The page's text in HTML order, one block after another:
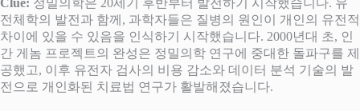
전체학의 발전과 함께, 과학자들은 질병의 원인이 개인의 유전적
차이에 있을 수 있음을 인식하기 시작했습니다. 2000년대 초, 인
간 게놈 프로젝트의 완성은 정밀의학 연구에 중대한 돌파구를 제
공했고, 이후 유전자 검사의 비용 감소와 데이터 분석 기술의 발
전으로 개인화된 치료법 연구가 활발해졌습니다.